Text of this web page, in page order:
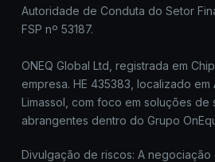
Autoridade de Conduta do Setor
FSP nº 53187.
ONEQ Global Ltd, registrada em
empresa. HE 435383, localizado em
Limassol, com foco em soluções de
abrangentes dentro do Grupo
Divulgação de riscos: A negociação